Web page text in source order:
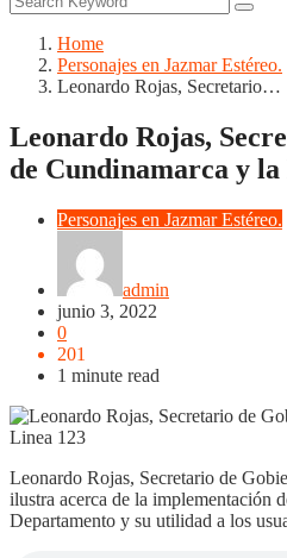
Home
Personajes en Jazmar Estéreo.
Leonardo Rojas, Secretario…
Leonardo Rojas,
de Cundinamarca y la
Personajes en Jazmar Estéreo.
admin
junio 3, 2022
0
201
1 minute read
Leonardo Rojas, Secretario de
ilustra acerca de la implementación
Departamento y su utilidad a los